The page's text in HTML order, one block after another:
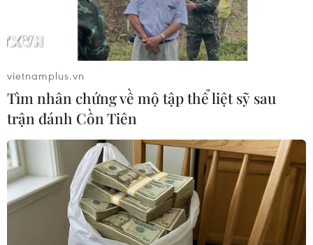
TIN LIÊN QUAN
vietnamplus.vn
Tìm nhân chứng về mộ tập thể liệt sỹ sau
trận đánh Cồn Tiên